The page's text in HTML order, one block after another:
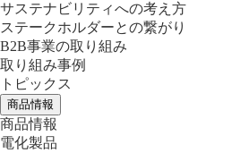
サステナビリティへの考え方
ステークホルダーとの繋がり
B2B事業の取り組み
取り組み事例
トピックス
商品情報
商品情報
電化製品